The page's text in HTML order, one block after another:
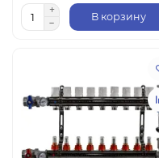
В корзину